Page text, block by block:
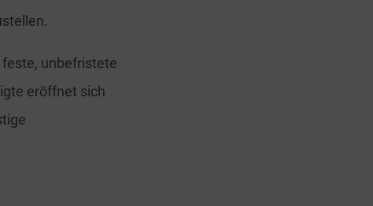
unbefristete
eröffnet sich